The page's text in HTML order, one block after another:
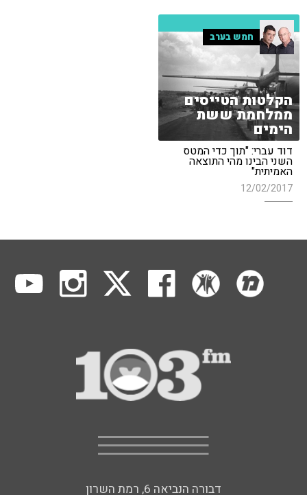
חמש בערב
הקלטות הטייסים
ממלחמת ששת
הימים
דוד עברי: "תוך כדי המטס
השני הבינו מהי התוצאה
האמיתית"
12/02/2017
דבורה הנביאה 6, רמת השרון